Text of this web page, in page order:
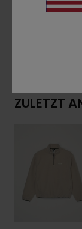
Polyester
ZULETZT